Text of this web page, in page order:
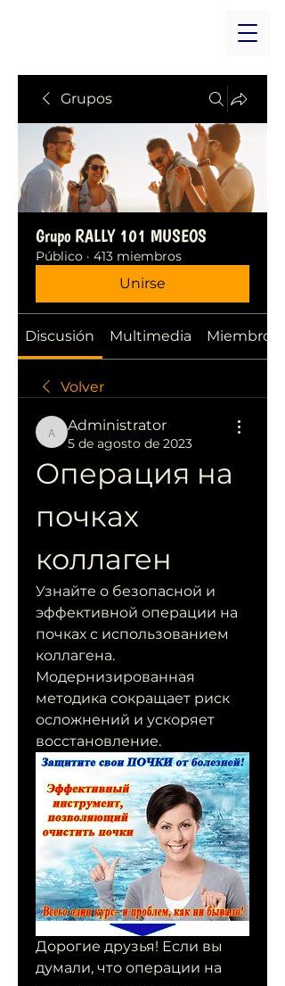
Grupos
Grupo RALLY 101 MUSEOS
Público · 413 miembros
Unirse
Discusión Multimedia Miembros
Volver
Administrator
Administrator
5 de agosto de 2023
Операция на
почках
коллаген
Узнайте о безопасной и
эффективной операции на
почках с использованием
коллагена.
Модернизированная
методика сокращает риск
осложнений и ускоряет
восстановление.
Дорогие друзья! Если вы
думали, что операции на